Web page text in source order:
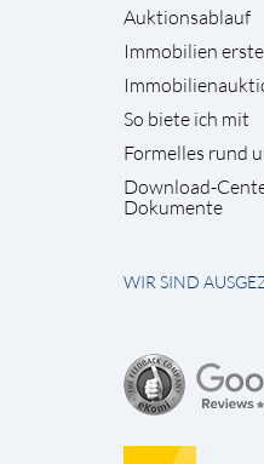
Auktionsablauf
Immobilien
So biete ich mit
Formelles rund
Download-
Dokumente
WIR SIND